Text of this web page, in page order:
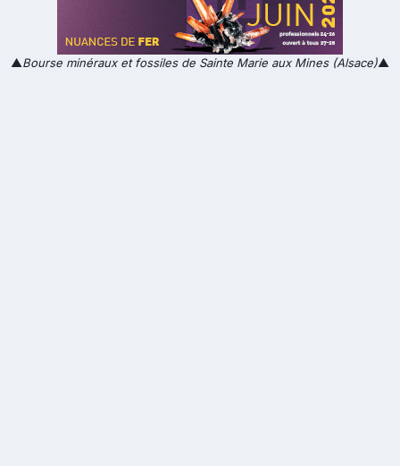
▲Bourse minéraux et fossiles de Sainte Marie aux Mines (Alsace)▲